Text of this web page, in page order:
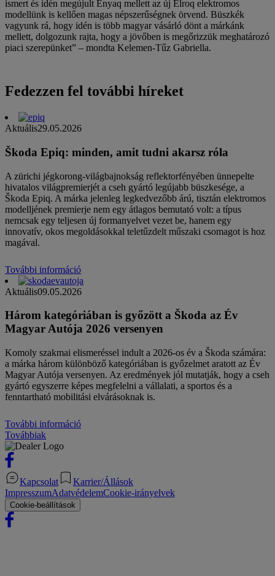
ismert és idén megújult Enyaq mellett az új Elroq elektromos
modellünk is kellően magas népszerűségnek örvend. Büszkék
vagyunk rá, hogy idén is több magyar vásárló dönt a márkánk
mellett, dolgozunk rajta, hogy a jövőben is megőrizzük meghatározó
piaci szerepünket” – mondta Kelemen-Tűz Gabriella.
Fedezzen fel további híreket
Aktuális29.05.2026
Škoda Epiq: minden, amit tudni akarsz róla
A zürichi jégkorong-világbajnokság reflektorfényében ünnepelte
hivatalos világpremierjét a cseh gyártó legújabb büszkesége, a
Škoda Epiq. A márka jelenleg legkedvezőbb árú, tisztán elektromos
modelljének premierje nem egy átlagos bemutató volt: a típus
nemcsak egy teljesen új formanyelvet vezet be, hanem egy
innovatív, okos megoldásokkal teletűzdelt műszaki csomagot is hoz
magával.
További információ
Aktuális09.05.2026
Három kategóriában is győzött a Škoda az Év
Magyar Autója 2026 versenyen
Komoly szakmai elismeréssel indult a 2026-os év a Škoda számára:
a márka három különböző kategóriában is győzelmet aratott az Év
Magyar Autója versenyen. Az eredmények jól mutatják, hogy a cseh
gyártó egyszerre képes megfelelni a vállalati, a sportos és a
fenntartható mobilitási elvárásoknak is.
További információ
Továbbiak
Kapcsolat
Karrier/Állások
ImpresszumAdatvédelemCookie-irányelvek
Cookie-beállítások